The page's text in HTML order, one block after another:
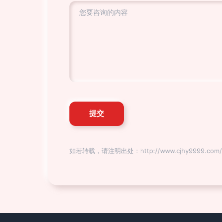
如若转载，请注明出处：http://